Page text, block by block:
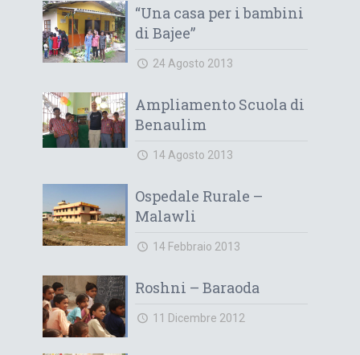
“Una casa per i bambini
di Bajee”
24 Agosto 2013
Ampliamento Scuola di
Benaulim
14 Agosto 2013
Ospedale Rurale –
Malawli
14 Febbraio 2013
Roshni – Baraoda
11 Dicembre 2012